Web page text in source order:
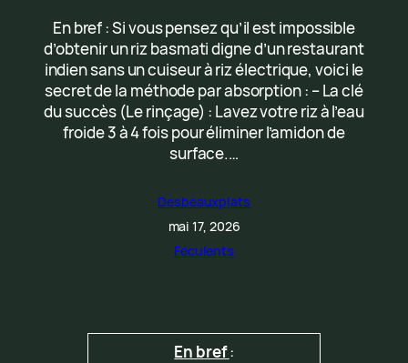
En bref : Si vous pensez qu’il est impossible
d’obtenir un riz basmati digne d’un restaurant
indien sans un cuiseur à riz électrique, voici le
secret de la méthode par absorption : – La clé
du succès (Le rinçage) : Lavez votre riz à l’eau
froide 3 à 4 fois pour éliminer l’amidon de
surface.…
Desbeauxplats
mai 17, 2026
Féculents
En bref: